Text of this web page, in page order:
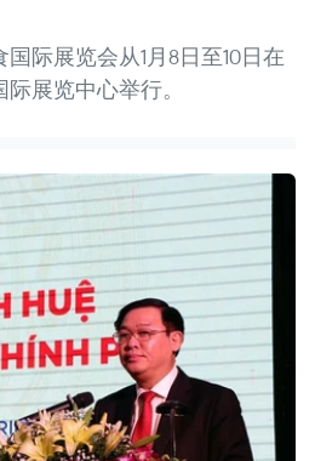
际展览会从1月8日至10日在
展览中心举行。